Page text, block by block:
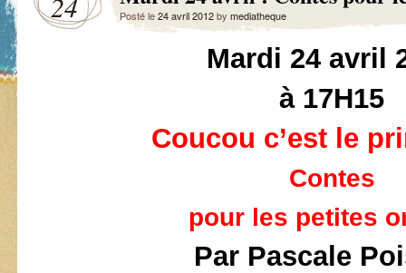
Posté le24 avril 2012by mediatheque
Mardi 24 avril
à 17H15
Coucou c’est le
Contes
pour les petites
Par Pascale